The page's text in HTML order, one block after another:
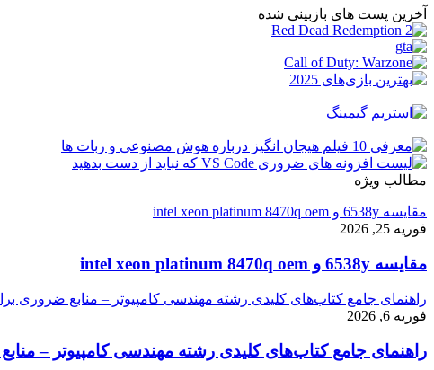
آخرین پست های بازبینی شده
مطالب ویژه
مقایسه 6538y و intel xeon platinum 8470q oem
فوریه 25, 2026
مقایسه 6538y و intel xeon platinum 8470q oem
راهنمای جامع کتاب‌های کلیدی رشته مهندسی کامپیوتر – منابع ضروری
فوریه 6, 2026
راهنمای جامع کتاب‌های کلیدی رشته مهندسی کامپیوتر –